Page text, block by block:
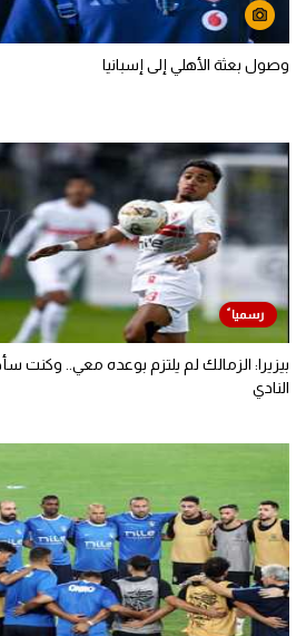
وصول بعثة الأهلي إلى إسبانيا
بيزيرا: الزمالك لم يلتزم بوعده معي.. وكنت
النادي